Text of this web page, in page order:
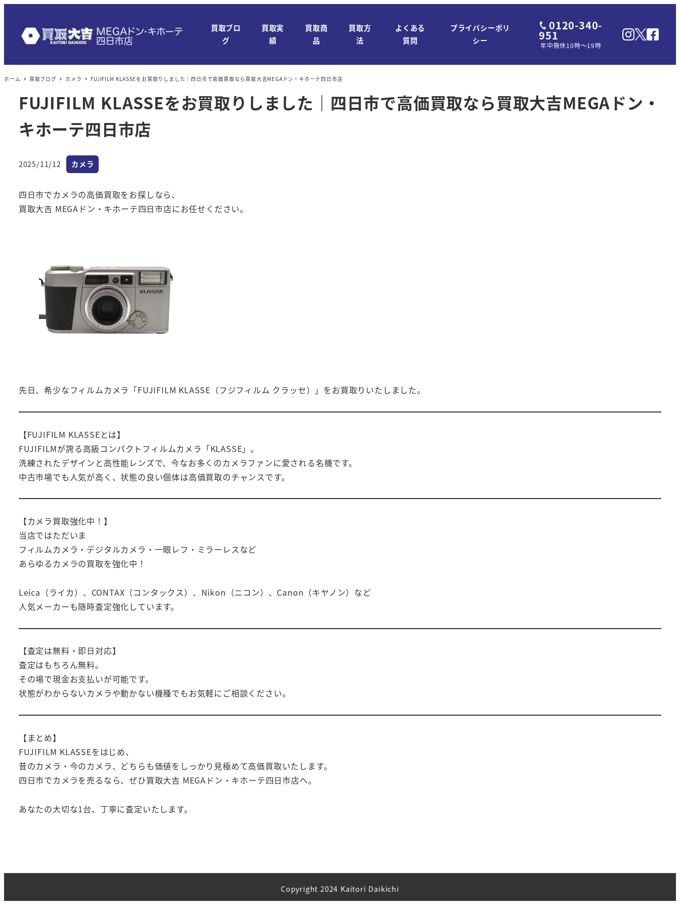
買取ブロ
グ
買取実
績
買取商
品
買取方
法
よくある
質問
プライバシーポリ
シー
0120-340-
951
年中無休10時～19時
ホーム 買取ブログ カメラ FUJIFILM KLASSEをお買取りしました｜四日市で高価買取なら買取大吉MEGAドン・キホーテ四日市店
FUJIFILM KLASSEをお買取りしました｜四日市で高価買取なら買取大吉MEGAドン・
キホーテ四日市店
投稿日
2025/11/12 カテゴリー
カメラ
四日市でカメラの高価買取をお探しなら、
買取大吉 MEGAドン・キホーテ四日市店にお任せください。
先日、希少なフィルムカメラ「FUJIFILM KLASSE（フジフィルム クラッセ）」をお買取りいたしました。
【FUJIFILM KLASSEとは】
FUJIFILMが誇る高級コンパクトフィルムカメラ「KLASSE」。
洗練されたデザインと高性能レンズで、今なお多くのカメラファンに愛される名機です。
中古市場でも人気が高く、状態の良い個体は高価買取のチャンスです。
【カメラ買取強化中！】
当店ではただいま
フィルムカメラ・デジタルカメラ・一眼レフ・ミラーレスなど
あらゆるカメラの買取を強化中！
Leica（ライカ）、CONTAX（コンタックス）、Nikon（ニコン）、Canon（キヤノン）など
人気メーカーも随時査定強化しています。
【査定は無料・即日対応】
査定はもちろん無料。
その場で現金お支払いが可能です。
状態がわからないカメラや動かない機種でもお気軽にご相談ください。
【まとめ】
FUJIFILM KLASSEをはじめ、
昔のカメラ・今のカメラ、どちらも価値をしっかり見極めて高価買取いたします。
四日市でカメラを売るなら、ぜひ買取大吉 MEGAドン・キホーテ四日市店へ。
あなたの大切な1台、丁寧に査定いたします。
Copyright 2024 Kaitori Daikichi